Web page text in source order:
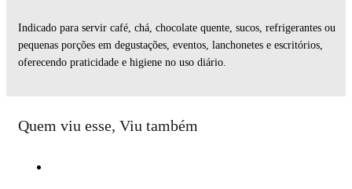
Indicado para servir café, chá, chocolate quente, sucos, refrigerantes ou
pequenas porções em degustações, eventos, lanchonetes e escritórios,
oferecendo praticidade e higiene no uso diário.
Quem viu esse, Viu também